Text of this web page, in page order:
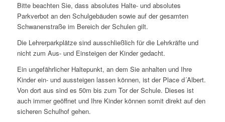
Bitte beachten Sie, dass absolutes Halte- und absolutes
Parkverbot an den Schulgebäuden sowie auf der gesamten
Schwanenstraße im Bereich der Schulen gilt.
Die Lehrerparkplätze sind ausschließlich für die Lehrkräfte und
nicht zum Aus- und Einsteigen der Kinder gedacht.
Ein ungefährlicher Haltepunkt, an dem Sie anhalten und Ihre
Kinder ein- und aussteigen lassen können, ist der Place d´Albert.
Von dort aus sind es 50m bis zum Tor der Schule. Dieses ist
auch immer geöffnet und Ihre Kinder können somit direkt auf den
sicheren Schulhof gehen.